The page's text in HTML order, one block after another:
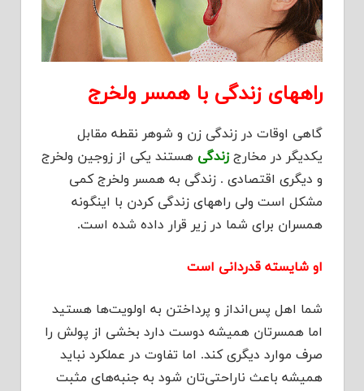
راههای زندگی با همسر ولخرج
گاهی اوقات در زندگی زن و شوهر نقطه مقابل
یکدیگر در مخارجزندگی هستند یکی از زوجین ولخرج
و دیگری اقتصادی . زندگی به همسر ولخرج کمی
مشکل است ولی راههای زندگی کردن با اینگونه
همسران برای شما در زیر قرار داده شده است.
او شایسته قدردانی است
شما اهل پس‌انداز و پرداختن به اولویت‌ها هستید
اما همسرتان همیشه دوست دارد بخشی از پولش را
صرف موارد دیگری کند. اما تفاوت در عملکرد نباید
همیشه باعث ناراحتی‌تان شود به جنبه‌های مثبت